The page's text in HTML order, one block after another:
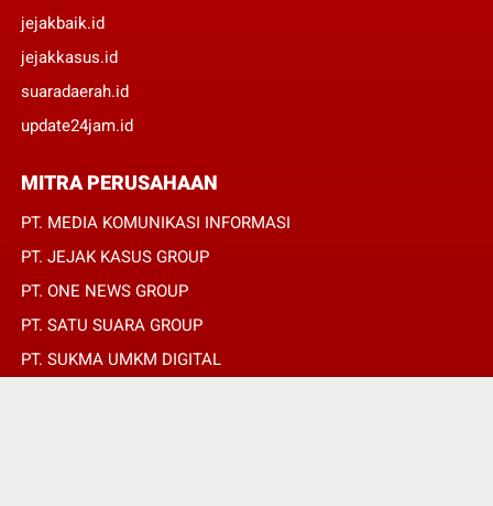
jejakbaik.id
jejakkasus.id
suaradaerah.id
update24jam.id
MITRA PERUSAHAAN
PT. MEDIA KOMUNIKASI INFORMASI
PT. JEJAK KASUS GROUP
PT. ONE NEWS GROUP
PT. SATU SUARA GROUP
PT. SUKMA UMKM DIGITAL